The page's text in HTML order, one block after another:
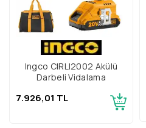
Ingco CIRLI2002 Akülü
Darbeli Vidalama
7.926,01 TL